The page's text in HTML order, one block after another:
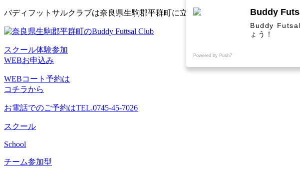
コ
テ
ツ
へ
ス
キ
プ
バディフットサルクラブは奈良県生駒郡平群町に立地するフットサル施設です。
スクール体験参加
WEBお申込み
WEBコート予約は
コチラから
お電話でのご予約はTEL.0745-45-7026
スクール
School
チーム参加型
Buddy
Buddy Futsal
ょう！
Powered by Push7